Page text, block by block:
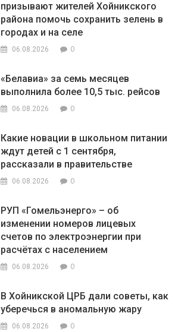
призывают жителей Хойникского
района помочь сохранить зелень в
городах и на селе
06.08.2026 0
«Белавиа» за семь месяцев
выполнила более 10,5 тыс. рейсов
06.08.2026 0
Какие новации в школьном питании
ждут детей с 1 сентября,
рассказали в правительстве
06.08.2026 0
РУП «Гомельэнерго» – об
изменении номеров лицевых
счетов по электроэнергии при
расчётах с населением
06.08.2026 0
В Хойникской ЦРБ дали советы, как
уберечься в аномальную жару
06.08.2026 0